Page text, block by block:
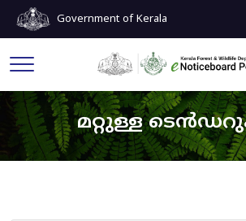
Government of Kerala
മറ്റുള്ള